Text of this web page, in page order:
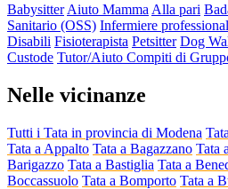
Babysitter Aiuto Mamma Alla pari
Sanitario (OSS) Infermiere
Disabili Fisioterapista Petsitter Dog
Custode Tutor/Aiuto Compiti di
Nelle vicinanze
Tutti i Tata in provincia di Modena
Tata a Appalto Tata a Bagazzano Tata
Barigazzo Tata a Bastiglia Tata a
Boccassuolo Tata a Bomporto Tata a